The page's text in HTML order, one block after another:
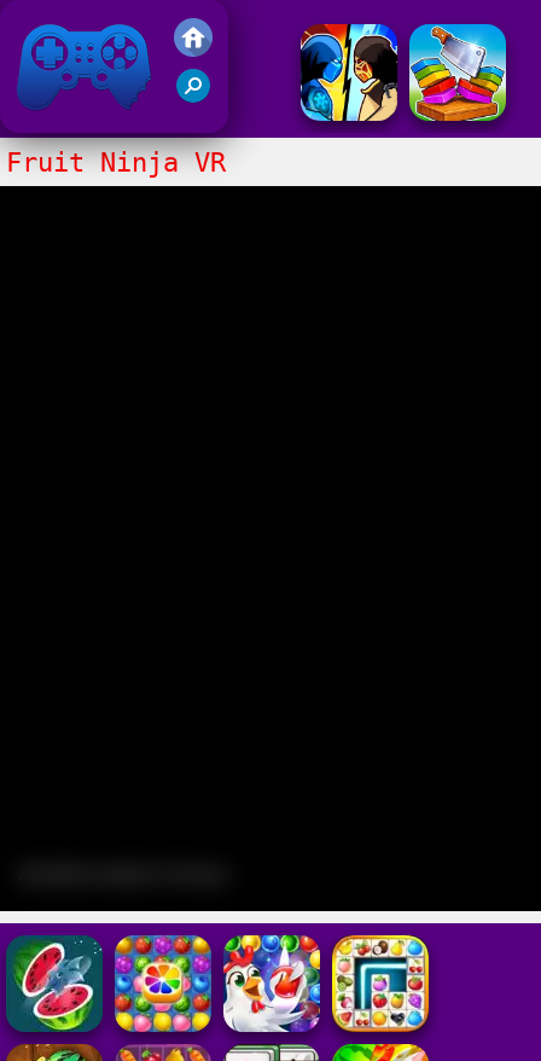
Juegos Friv 2017
Fruit Ninja VR